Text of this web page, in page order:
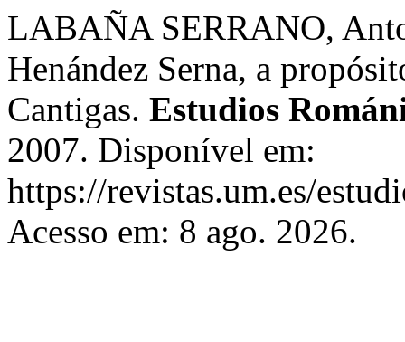
LABAÑA SERRANO,
Henández Serna, a
Cantigas. Estudios
2007. Disponível em:
https://revistas.um.es/
Acesso em: 8 ago. 2026.